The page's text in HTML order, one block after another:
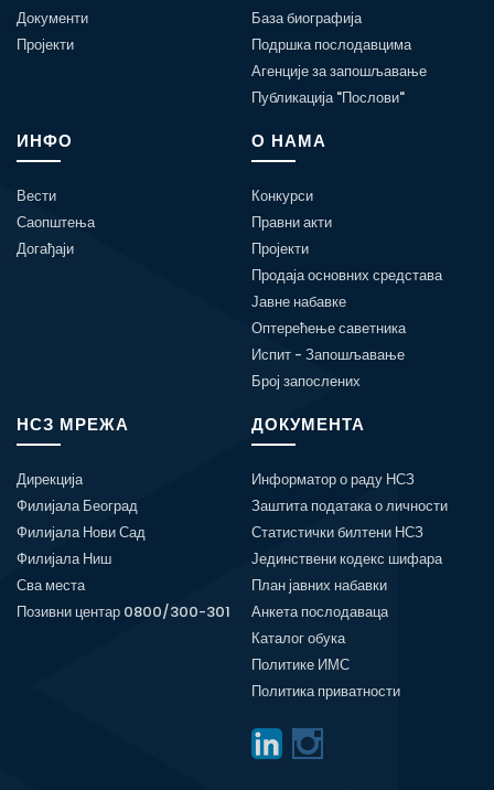
Документи
Пројекти
База биографија
Подршка послодавцима
Агенције за запошљавање
Публикација "Послови"
ИНФО
Вести
Саопштења
Догађаји
О НАМА
Конкурси
Правни акти
Пројекти
Продаја основних средстава
Јавне набавке
Оптерећење саветника
Испит - Запошљавање
Број запослених
НСЗ МРЕЖА
Дирекција
Филијала Београд
Филијала Нови Сад
Филијала Ниш
Сва места
Позивни центар 0800/300-301
ДОКУМЕНТА
Информатор о раду НСЗ
Заштита података о личности
Статистички билтени НСЗ
Јединствени кодекс шифара
План јавних набавки
Анкета послодаваца
Каталог обука
Политике ИМС
Политика приватности